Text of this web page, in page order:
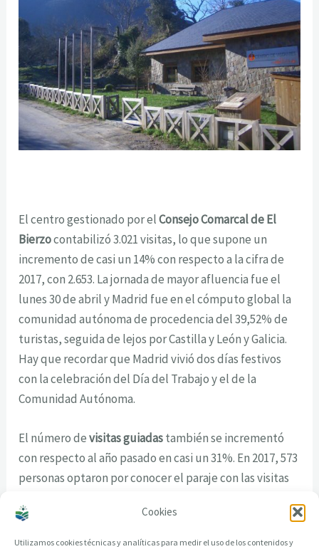
Cookies
Utilizamos cookies técnicas y analíticas para medir el uso de los contenidos y
El centro gestionado por elConsejo Comarcal de El
Bierzocontabilizó 3.021 visitas, lo que supone un
incremento de casi un 14% con respecto a la cifra de
2017, con 2.653. La jornada de mayor afluencia fue el
lunes 30 de abril y Madrid fue en el cómputo global la
comunidad autónoma de procedencia del 39,52% de
turistas, seguida de lejos por Castilla y León y Galicia.
Hay que recordar que Madrid vivió dos días festivos
con la celebración del Día del Trabajo y el de la
Comunidad Autónoma.
El número devisitas guiadastambién se incrementó
con respecto al año pasado en casi un 31%. En 2017, 573
personas optaron por conocer el paraje con las visitas
fueron 750, lo que supone casi un 25% de las visitas.